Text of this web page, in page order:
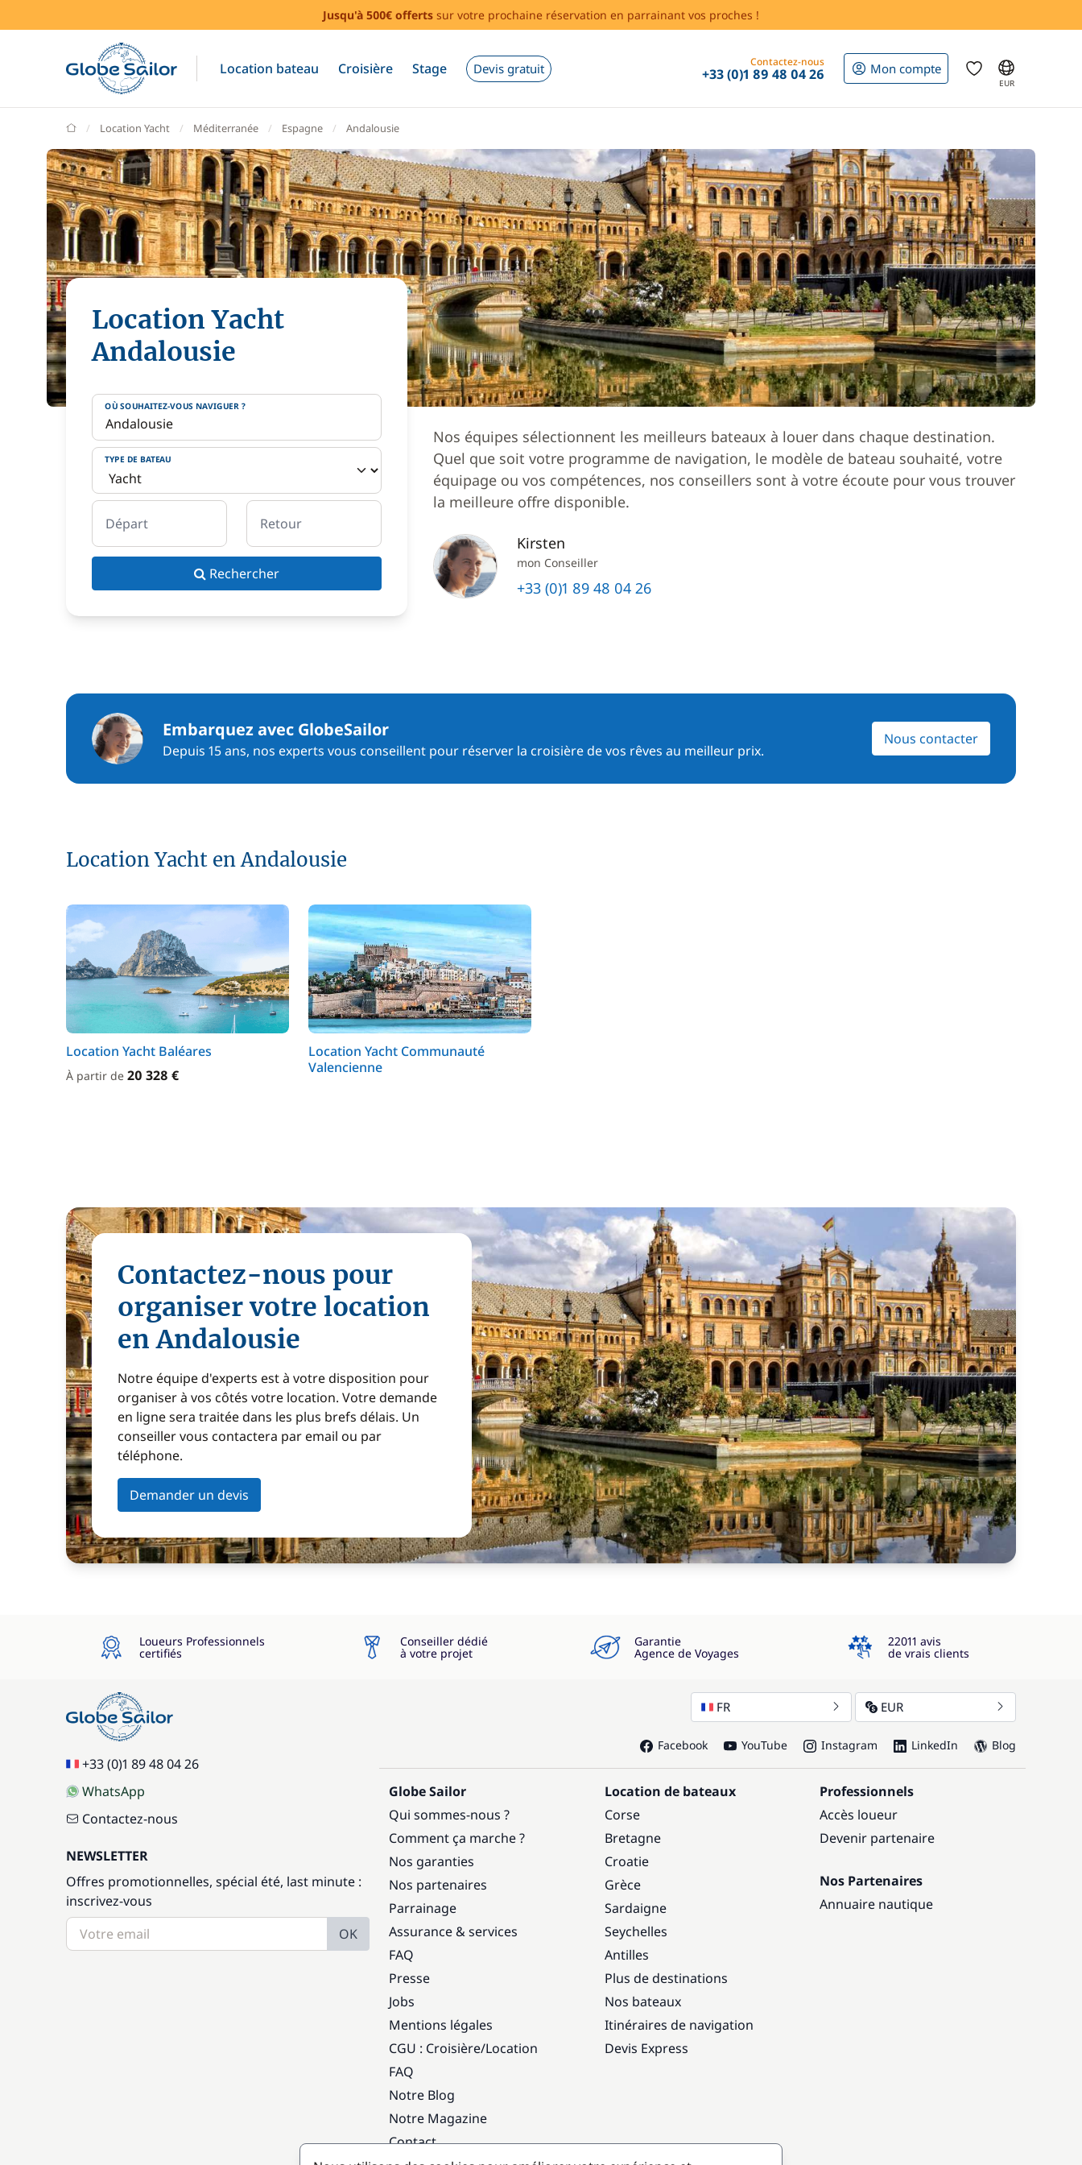
Jusqu'à 500€ offerts sur votre prochaine réservation en parrainant vos proches !
Location bateau Croisière Stage Devis gratuit Contactez-nous
+33 (0)1 89 48 04 26 Mon compte
EUR
GlobeSailor
Location Yacht Méditerranée Espagne Andalousie
Location Yacht
Andalousie
OÙ SOUHAITEZ-VOUS NAVIGUER ?
TYPE DE BATEAU
Départ Retour
Rechercher
Nos équipes sélectionnent les meilleurs bateaux à louer dans chaque destination.
Quel que soit votre programme de navigation, le modèle de bateau souhaité, votre
équipage ou vos compétences, nos conseillers sont à votre écoute pour vous trouver
la meilleure offre disponible.
Kirsten
mon Conseiller
+33 (0)1 89 48 04 26
Embarquez avec GlobeSailor
Depuis 15 ans, nos experts vous conseillent pour réserver la croisière de vos rêves au meilleur prix.
Nous contacter
Location Yacht en Andalousie
Location Yacht Baléares
À partir de 20 328 €
Location Yacht Communauté
Valencienne
Contactez-nous pour
organiser votre location
en Andalousie
Notre équipe d'experts est à votre disposition pour
organiser à vos côtés votre location. Votre demande
en ligne sera traitée dans les plus brefs délais. Un
conseiller vous contactera par email ou par
téléphone.
Demander un devis
Loueurs Professionnels
certifiés
Conseiller dédié
à votre projet
Garantie
Agence de Voyages
4.3
22011 avis
de vrais clients
+33 (0)1 89 48 04 26
WhatsApp
Contactez-nous
NEWSLETTER
Offres promotionnelles, spécial été, last minute :
inscrivez-vous
OK
FR EUR
Facebook YouTube Instagram LinkedIn Blog
Globe Sailor
Qui sommes-nous ?
Comment ça marche ?
Nos garanties
Nos partenaires
Parrainage
Assurance & services
FAQ
Presse
Jobs
Mentions légales
CGU : Croisière/Location
FAQ
Notre Blog
Notre Magazine
Contact
Location de bateaux
Corse
Bretagne
Croatie
Grèce
Sardaigne
Seychelles
Antilles
Plus de destinations
Nos bateaux
Itinéraires de navigation
Devis Express
Professionnels
Accès loueur
Devenir partenaire
Nos Partenaires
Annuaire nautique